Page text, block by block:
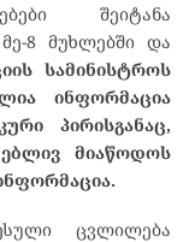
შეიტანა
8 მუხლებში და
სამინისტროს
ინფორმაცია
პირისგანაც,
მიაწოდოს
ცვლილება